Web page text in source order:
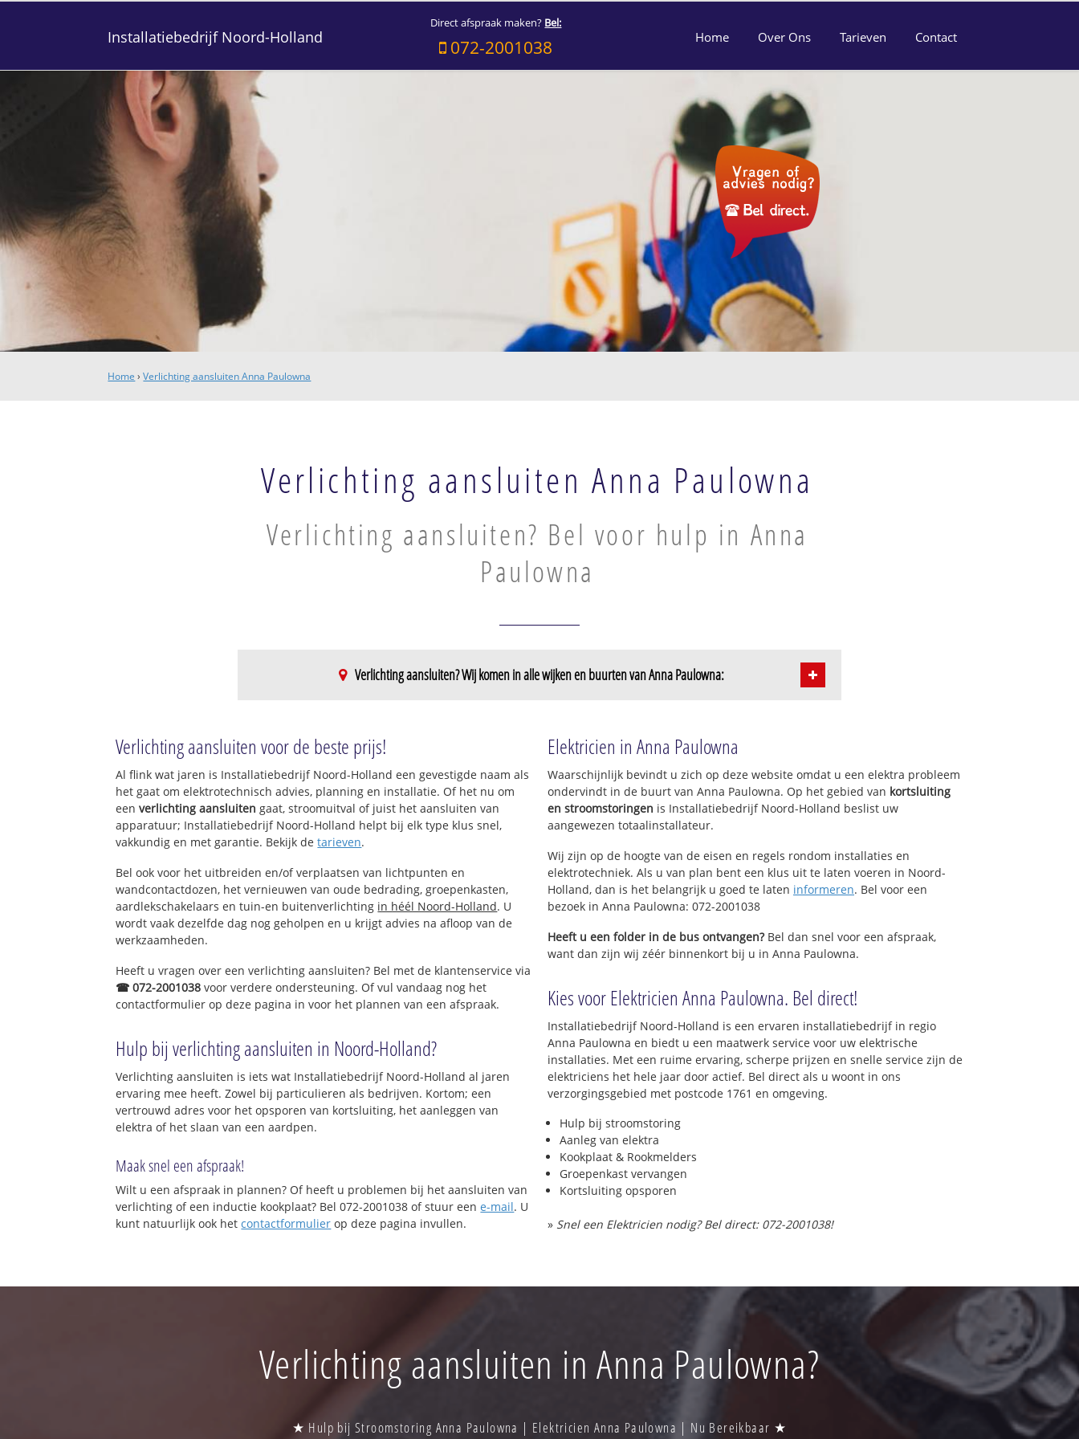
Installatiebedrijf Noord-Holland
Direct afspraak maken? Bel:
072-2001038 Home Over Ons Tarieven Contact
Home ›Verlichting aansluiten Anna Paulowna
Verlichting aansluiten Anna Paulowna
Verlichting aansluiten? Bel voor hulp in Anna
Paulowna
Verlichting aansluiten? Wij komen in alle wijken en buurten van Anna Paulowna:
Gelderse Buurt
Breezand
Van Ewijcksluis
Oostpolder
Verlichting aansluiten voor de beste prijs!
Al flink wat jaren is Installatiebedrijf Noord-Holland een gevestigde naam als
het gaat om elektrotechnisch advies, planning en installatie. Of het nu om
eenverlichting aansluiten gaat, stroomuitval of juist het aansluiten van
apparatuur; Installatiebedrijf Noord-Holland helpt bij elk type klus snel,
vakkundig en met garantie. Bekijk detarieven.
Bel ook voor het uitbreiden en/of verplaatsen van lichtpunten en
wandcontactdozen, het vernieuwen van oude bedrading, groepenkasten,
aardlekschakelaars en tuin-en buitenverlichting in héél Noord-Holland. U
wordt vaak dezelfde dag nog geholpen en u krijgt advies na afloop van de
werkzaamheden.
Heeft u vragen over een verlichting aansluiten? Bel met de klantenservice via
☎ 072-2001038 voor verdere ondersteuning. Of vul vandaag nog het
contactformulier op deze pagina in voor het plannen van een afspraak.
Hulp bij verlichting aansluiten in Noord-Holland?
Verlichting aansluiten is iets wat Installatiebedrijf Noord-Holland al jaren
ervaring mee heeft. Zowel bij particulieren als bedrijven. Kortom; een
vertrouwd adres voor het opsporen van kortsluiting, het aanleggen van
elektra of het slaan van een aardpen.
Maak snel een afspraak!
Wilt u een afspraak in plannen? Of heeft u problemen bij het aansluiten van
verlichting of een inductie kookplaat? Bel 072-2001038 of stuur eene-mail. U
kunt natuurlijk ook hetcontactformulier op deze pagina invullen.
Elektricien in Anna Paulowna
Waarschijnlijk bevindt u zich op deze website omdat u een elektra probleem
ondervindt in de buurt van Anna Paulowna. Op het gebied van kortsluiting
en stroomstoringen is Installatiebedrijf Noord-Holland beslist uw
aangewezen totaalinstallateur.
Wij zijn op de hoogte van de eisen en regels rondom installaties en
elektrotechniek. Als u van plan bent een klus uit te laten voeren in Noord-
Holland, dan is het belangrijk u goed te laten informeren. Bel voor een
bezoek in Anna Paulowna: 072-2001038
Heeft u een folder in de bus ontvangen?Bel dan snel voor een afspraak,
want dan zijn wij zéér binnenkort bij u in Anna Paulowna.
Kies voor Elektricien Anna Paulowna. Bel direct!
Installatiebedrijf Noord-Holland is een ervaren installatiebedrijf in regio
Anna Paulowna en biedt u een maatwerk service voor uw elektrische
installaties. Met een ruime ervaring, scherpe prijzen en snelle service zijn de
elektriciens het hele jaar door actief. Bel direct als u woont in ons
verzorgingsgebied met postcode 1761 en omgeving.
Hulp bij stroomstoring
Aanleg van elektra
Kookplaat & Rookmelders
Groepenkast vervangen
Kortsluiting opsporen
» Snel een Elektricien nodig? Bel direct: 072-2001038!
Verlichting aansluiten in Anna Paulowna?
★ Hulp bij Stroomstoring Anna Paulowna | Elektricien Anna Paulowna | Nu Bereikbaar ★